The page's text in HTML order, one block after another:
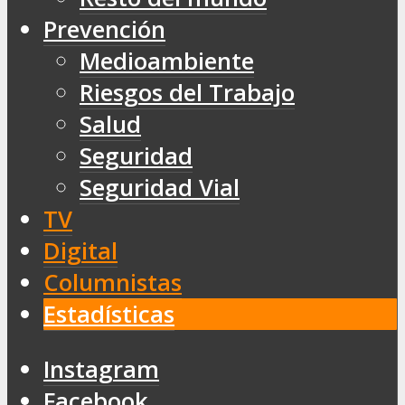
Prevención
Medioambiente
Riesgos del Trabajo
Salud
Seguridad
Seguridad Vial
TV
Digital
Columnistas
Estadísticas
Instagram